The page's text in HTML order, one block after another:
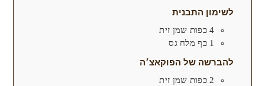
לשימון התבנית
4 כפות שמן זית
1 כף מלח גס
להברשה של הפוקאצ׳ה
2 כפות שמן זית